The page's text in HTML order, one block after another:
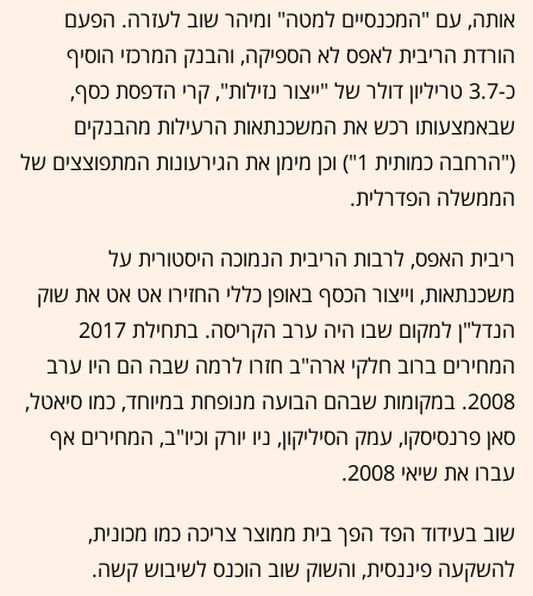
אותה, עם "המכנסיים למטה" ומיהר שוב לעזרה. הפעם
הורדת הריבית לאפס לא הספיקה, והבנק המרכזי הוסיף
כ-3.7 טריליון דולר של "ייצור נזילות", קרי הדפסת כסף,
שבאמצעותו רכש את המשכנתאות הרעילות מהבנקים
("הרחבה כמותית 1") וכן מימן את הגירעונות המתפוצצים של
הממשלה הפדרלית.
ריבית האפס, לרבות הריבית הנמוכה היסטורית על
משכנתאות, וייצור הכסף באופן כללי החזירו אט אט את שוק
הנדל"ן למקום שבו היה ערב הקריסה. בתחילת 2017
המחירים ברוב חלקי ארה"ב חזרו לרמה שבה הם היו ערב
2008. במקומות שבהם הבועה מנופחת במיוחד, כמו סיאטל,
סאן פרנסיסקו, עמק הסיליקון, ניו יורק וכיו"ב, המחירים אף
עברו את שיאי 2008.
שוב בעידוד הפד הפך בית ממוצר צריכה כמו מכונית,
להשקעה פיננסית, והשוק שוב הוכנס לשיבוש קשה.